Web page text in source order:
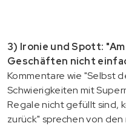
3) Ironie und Spott:
Geschäften nicht
Kommentare wie "Selbst
Schwierigkeiten mit
Regale nicht gefüllt sind,
zurück" sprechen von